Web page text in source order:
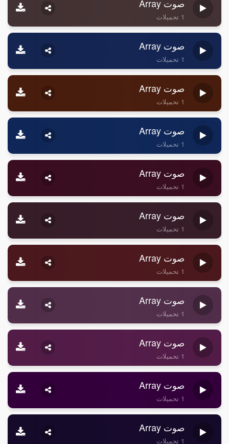
صوت Array
1 تحميلات
صوت Array
1 تحميلات
صوت Array
1 تحميلات
صوت Array
1 تحميلات
صوت Array
1 تحميلات
صوت Array
1 تحميلات
صوت Array
1 تحميلات
صوت Array
1 تحميلات
صوت Array
1 تحميلات
صوت Array
1 تحميلات
صوت Array
1 تحميلات